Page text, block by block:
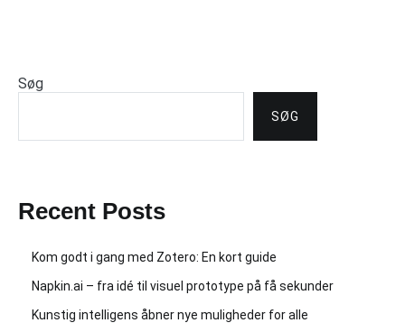
Søg
SØG
Recent Posts
Kom godt i gang med Zotero: En kort guide
Napkin.ai – fra idé til visuel prototype på få sekunder
Kunstig intelligens åbner nye muligheder for alle